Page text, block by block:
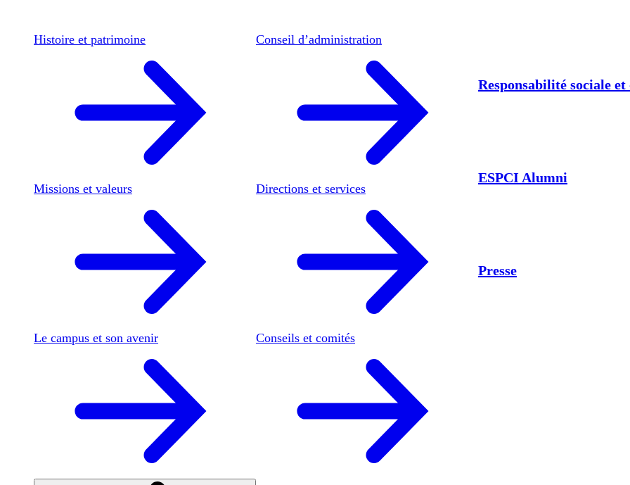
Histoire et patrimoine
Missions et valeurs
Le campus et son avenir
Conseil d’administration
Directions et services
Conseils et comités
Responsabilité sociale
ESPCI Alumni
Presse